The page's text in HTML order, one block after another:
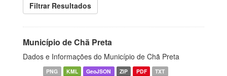
Filtrar Resultados
Município de Chã Preta
Dados e Informações do Município de Chã Preta
PNG KML GeoJSON ZIP PDF TXT